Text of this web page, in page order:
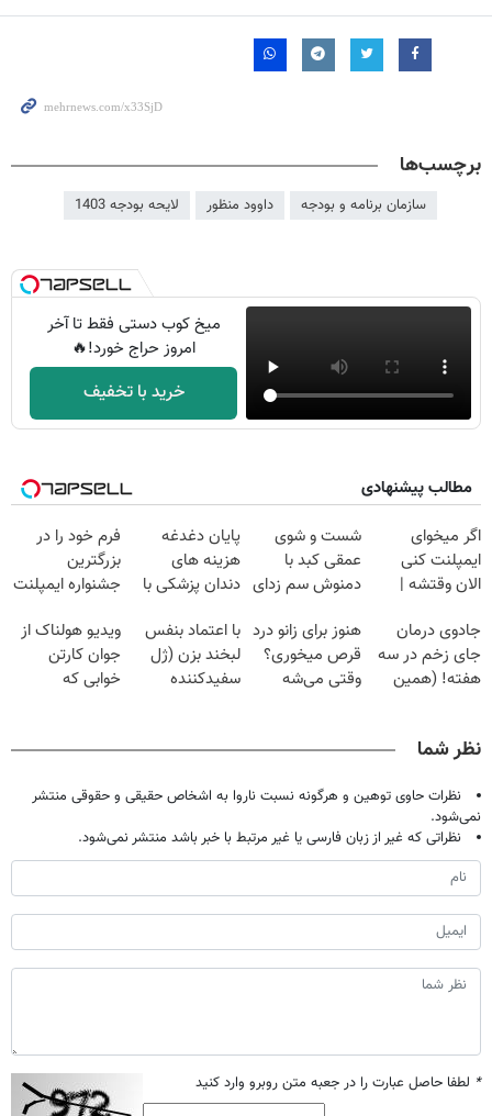
برچسب‌ها
سازمان برنامه و بودجه داوود منظور لایحه بودجه 1403
میخ کوب دستی فقط تا آخر
امروز حراج خورد!🔥
خرید با تخفیف
مطالب پیشنهادی
اگر میخوای
ایمپلنت کنی
الان وقتشه |
میلیون تومان!!!
شست و شوی
عمقی کبد با
دمنوش سم زدای
پایان دغدغه
هزینه های
دندان پزشکی با
خانگی
فرم خود را در
بزرگترین
جشنواره ایمپلنت
فقط ۲۵ میلیون
جادوی درمان
جای زخم در سه
هفته! (همین
هنوز برای زانو درد
قرص میخوری؟
وقتی می‌شه
با اعتماد بنفس
لبخند بزن (ژل
سفیدکننده
ویدیو هولناک از
جوان کارتن
خوابی که
نظر شما
نظرات حاوی توهین و هرگونه نسبت ناروا به اشخاص حقیقی و حقوقی منتشر
نمی‌شود.
نظراتی که غیر از زبان فارسی یا غیر مرتبط با خبر باشد منتشر نمی‌شود.
* لطفا حاصل عبارت را در جعبه متن روبرو وارد کنید